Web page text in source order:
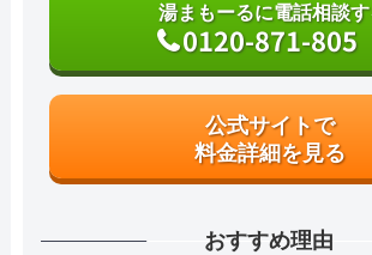
湯まもーるに電話相談
0120-871-805
公式サイトで
料金詳細を見る
おすすめ理由